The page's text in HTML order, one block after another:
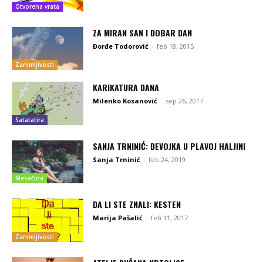
Otvorena vrata
Zanimljivosti
ZA MIRAN SAN I DOBAR DAN
Đorđe Todorović - feb 18, 2015
Satatatira
KARIKATURA DANA
Milenko Kosanović - sep 26, 2017
Mesečina
SANJA TRNINIĆ: DEVOJKA U PLAVOJ HALJINI
Sanja Trninić - feb 24, 2019
Zanimljivosti
DA LI STE ZNALI: KESTEN
Marija Pašalić - feb 11, 2017